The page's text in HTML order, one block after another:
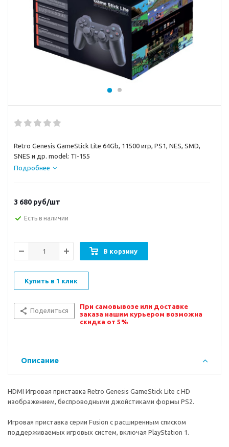
Retro Genesis GameStick Lite 64Gb, 11500 игр, PS1, NES, SMD,
SNES и др. model: TI-155
Подробнее
3 680 руб/шт
Есть в наличии
В корзину
Купить в 1 клик
Поделиться
При самовывозе или доставке
заказа нашим курьером возможна
скидка от 5%
Описание
HDMI Игровая приставка Retro Genesis GameStick Lite с HD
изображением, беспроводными джойстиками формы PS2.
Игровая приставка серии Fusion с расширенным списком
поддерживаемых игровых систем, включая PlayStation 1.